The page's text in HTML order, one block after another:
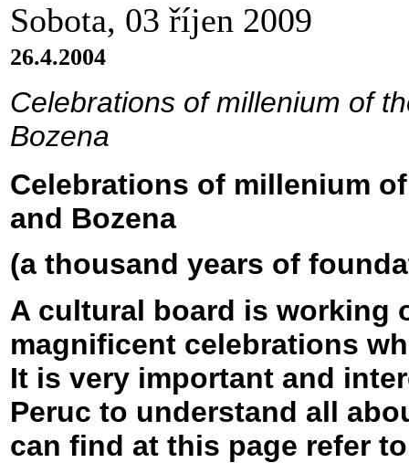
Sobota, 03 říjen 2009
26.4.2004
Celebrations of millenium of
Bozena
Celebrations of millenium
and Bozena
(a thousand years of
A cultural board is working
magnificent celebrations
It is very important and
Peruc to understand all
can find at this page refer